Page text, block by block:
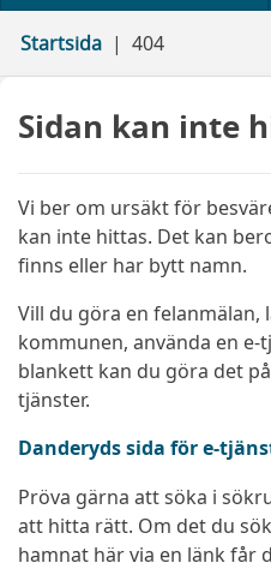
Startsida 404
Sidan kan inte
Vi ber om ursäkt för
kan inte hittas. Det kan
finns eller har bytt namn.
Vill du göra en felanmälan,
kommunen, använda en e-
blankett kan du göra det
tjänster.
Danderyds sida för e-
Pröva gärna att söka i
att hitta rätt. Om det du
hamnat här via en länk får